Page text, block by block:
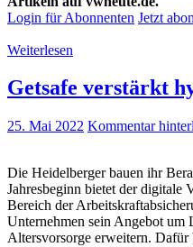
Login für Abonnenten Jetzt
Weiterlesen
Getsafe verstärkt
25. Mai 2022 Kommentar
Die Heidelberger bauen ihr
Jahresbeginn bietet der digitale
Bereich der
Unternehmen sein Angebot um
Altersvorsorge erweitern. Dafür